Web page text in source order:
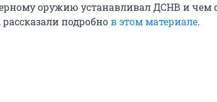
оружию устанавливал ДСНВ и чем
подробнов этом материале.